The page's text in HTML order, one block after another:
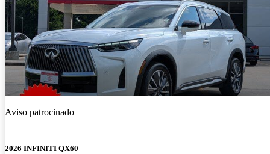
Aviso patrocinado
2026 INFINITI QX60